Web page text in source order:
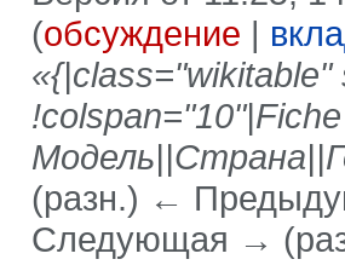
(обсуждение |
(разн.) ←
Следующая →